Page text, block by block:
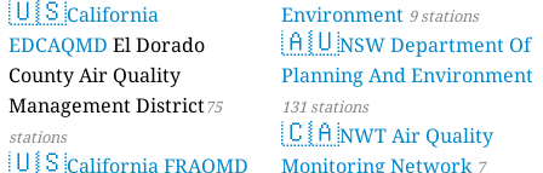
🇺🇸California
EDCAQMD El Dorado
County Air Quality
Management District75
stations
🇺🇸California FRAQMD
Environment 9 stations
🇦🇺NSW Department Of
Planning And Environment
131 stations
🇨🇦NWT Air Quality
Monitoring Network 7